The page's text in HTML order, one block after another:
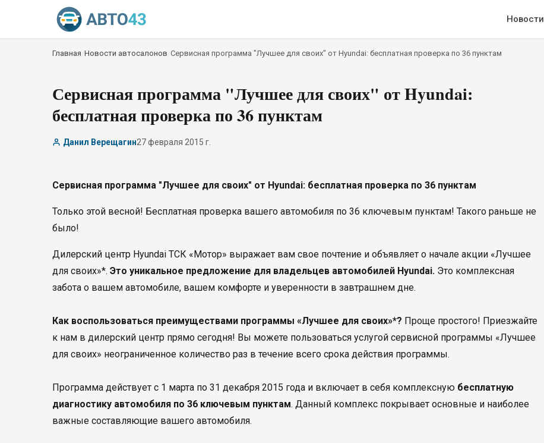
Новости
Главная Новости автосалонов Сервисная программа "Лучшее для своих" от Hyundai: бесплатная проверка по 36 пунктам
Сервисная программа "Лучшее для своих" от Hyundai:
бесплатная проверка по 36 пунктам
Данил Верещагин27 февраля 2015 г.
Сервисная программа "Лучшее для своих" от Hyundai: бесплатная проверка по 36 пунктам
Только этой весной! Бесплатная проверка вашего автомобиля по 36 ключевым пунктам! Такого раньше не
было!
Дилерский центр Hyundai ТСК «Мотор» выражает вам свое почтение и объявляет о начале акции «Лучшее
для своих»*. Это уникальное предложение для владельцев автомобилей Hyundai. Это комплексная
забота о вашем автомобиле, вашем комфорте и уверенности в завтрашнем дне.
Как воспользоваться преимуществами программы «Лучшее для своих»*? Проще простого! Приезжайте
к нам в дилерский центр прямо сегодня! Вы можете пользоваться услугой сервисной программы «Лучшее
для своих» неограниченное количество раз в течение всего срока действия программы.
Программа действует с 1 марта по 31 декабря 2015 года и включает в себя комплексную бесплатную
диагностику автомобиля по 36 ключевым пунктам. Данный комплекс покрывает основные и наиболее
важные составляющие вашего автомобиля.